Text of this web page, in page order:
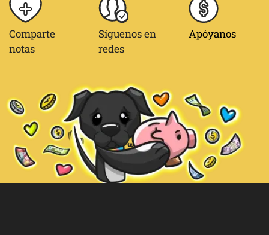
Comparte
notas
Síguenos en
redes
Apóyanos